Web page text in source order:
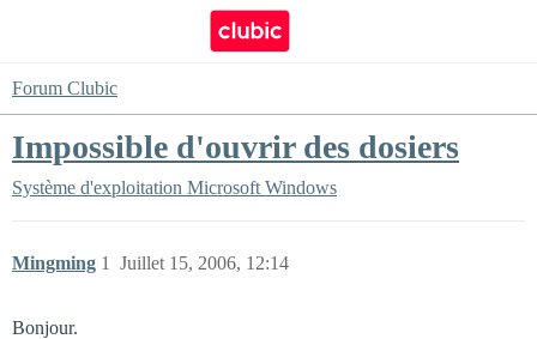
Forum Clubic
Impossible d'ouvrir des dosiers
Système d'exploitation Microsoft Windows
Mingming Juillet 15, 2006, 12:14
1
Bonjour.